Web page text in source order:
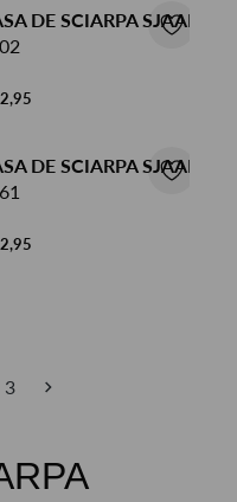
DE SCIARPA SJAAL
DE SCIARPA SJAAL
3